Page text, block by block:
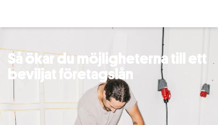
Så ökar du möjligheterna till ett
beviljat företagslån